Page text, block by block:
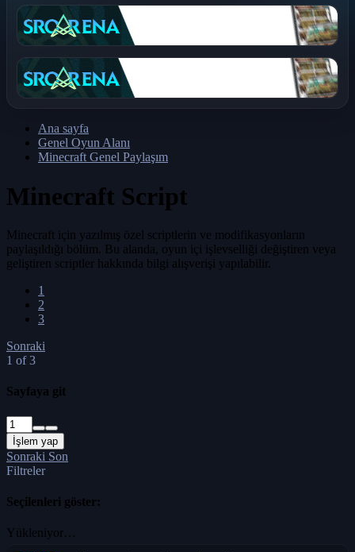
Ana sayfa
Genel Oyun Alanı
Minecraft Genel Paylaşım
Minecraft Script
Minecraft için yazılmış özel scriptlerin ve modifikasyonların
paylaşıldığı bölüm. Bu alanda, oyun içi işlevselliği değiştiren veya
geliştiren scriptler hakkında bilgi alışverişi yapılabilir.
1
2
3
Sonraki
1 of 3
Sayfaya git
İşlem yap
Sonraki Son
Filtreler
Seçilenleri göster:
Yükleniyor…